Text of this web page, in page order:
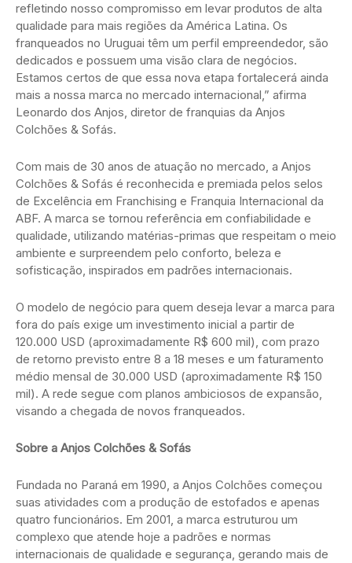
refletindo nosso compromisso em levar produtos de alta
qualidade para mais regiões da América Latina. Os
franqueados no Uruguai têm um perfil empreendedor, são
dedicados e possuem uma visão clara de negócios.
Estamos certos de que essa nova etapa fortalecerá ainda
mais a nossa marca no mercado internacional,” afirma
Leonardo dos Anjos, diretor de franquias da Anjos
Colchões & Sofás.
Com mais de 30 anos de atuação no mercado, a Anjos
Colchões & Sofás é reconhecida e premiada pelos selos
de Excelência em Franchising e Franquia Internacional da
ABF. A marca se tornou referência em confiabilidade e
qualidade, utilizando matérias-primas que respeitam o meio
ambiente e surpreendem pelo conforto, beleza e
sofisticação, inspirados em padrões internacionais.
O modelo de negócio para quem deseja levar a marca para
fora do país exige um investimento inicial a partir de
120.000 USD (aproximadamente R$ 600 mil), com prazo
de retorno previsto entre 8 a 18 meses e um faturamento
médio mensal de 30.000 USD (aproximadamente R$ 150
mil). A rede segue com planos ambiciosos de expansão,
visando a chegada de novos franqueados.
Sobre a Anjos Colchões & Sofás
Fundada no Paraná em 1990, a Anjos Colchões começou
suas atividades com a produção de estofados e apenas
quatro funcionários. Em 2001, a marca estruturou um
complexo que atende hoje a padrões e normas
internacionais de qualidade e segurança, gerando mais de